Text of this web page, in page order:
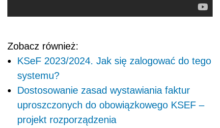
Zobacz również:
KSeF 2023/2024. Jak się zalogować do tego
systemu?
Dostosowanie zasad wystawiania faktur
uproszczonych do obowiązkowego KSEF –
projekt rozporządzenia